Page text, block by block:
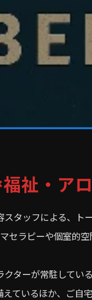
祉・ア
タッフによる、
セラピーや個室的
ターが常駐して
ているほか、ご自